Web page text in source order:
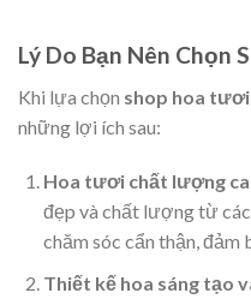
Lý Do Bạn Nên Chọn
Khi lựa chọn shop hoa tươi
những lợi ích sau:
Hoa tươi chất lượng
đẹp và chất lượng từ
chăm sóc cẩn thận,
Thiết kế hoa sáng tạo